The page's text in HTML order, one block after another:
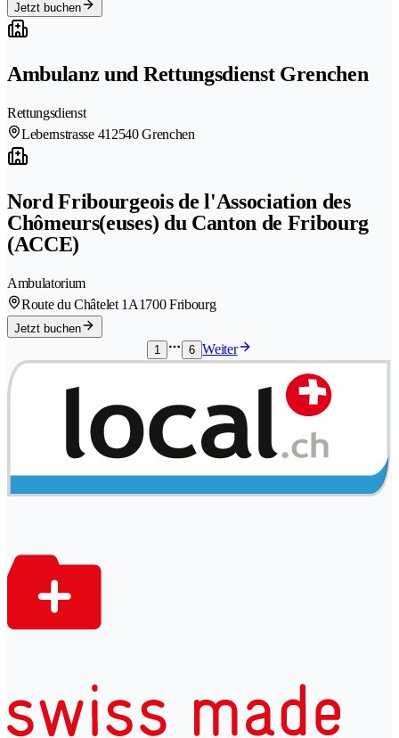
Jetzt buchen
Ambulanz und Rettungsdienst Grenchen
Rettungsdienst
Lebernstrasse 41 2540 Grenchen
Nord Fribourgeois de l'Association des
Chômeurs(euses) du Canton de Fribourg
(ACCE)
Ambulatorium
Route du Châtelet 1A1700 Fribourg
Jetzt buchen
1
6 Weiter